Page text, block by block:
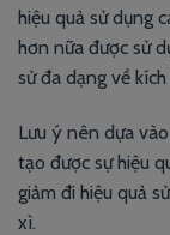
hiệu quả sử dụng
hơn nữa được sử
sử đa dạng về
Lưu ý nên dựa
tạo được sự hiệu
giảm đi hiệu quả
xì.